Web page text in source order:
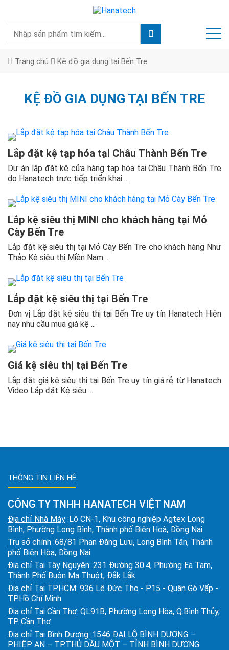
Trang chủ Kệ đồ gia dụng tại Bến Tre
KỆ ĐỒ GIA DỤNG TẠI BẾN TRE
Lắp đặt kệ tạp hóa tại Châu Thành Bến Tre
Dự án lắp đặt kệ cửa hàng tạp hóa tại Châu Thành Bến Tre
do Hanatech trực tiếp triển khai ...
Lắp kệ siêu thị MINI cho khách hàng tại Mỏ
Cày Bến Tre
Lắp đặt kệ siêu thị tại Mỏ Cày Bến Tre cho khách hàng Như
Thảo Kệ siêu thị Miền Nam ...
Lắp đặt kệ siêu thị tại Bến Tre
Đơn vị Lắp đặt kệ siêu thị tại Bến Tre uy tín Hanatech Hiện
nay nhu cầu mua giá kệ ...
Giá kệ siêu thị tại Bến Tre
Lắp đặt giá kệ siêu thị tại Bến Tre uy tín giá rẻ từ Hanatech
Video Lắp đặt Kệ siêu ...
THÔNG TIN LIÊN HỆ
CÔNG TY TNHH HANATECH VIỆT NAM
Địa chỉ Nhà Máy :Lô CN-1, Khu công nghiệp Agtex Long
Bình, Phường Long Bình, Thành phố Biên Hoà, Đồng Nai
Trụ sở chính :68/81 Phan Đăng Lưu, Long Bình Tân, Thành
phố Biên Hòa, Đồng Nai
Địa chỉ Tại Tây Nguyên: 231 Đường 30.4, Phường Ea Tam,
Thành Phố Buôn Ma Thuột, Đắk Lắk
Địa chỉ Tại TPHCM: 936 Lê Đức Thọ - P15 - Quận Gò Vấp -
TP.Hồ Chí Minh
Địa chỉ Tại Cần Thơ: QL91B, Phường Long Hòa, Q.Bình Thủy,
TP. Cần Thơ
Địa chỉ Tại Bình Dương :1546 ĐẠI LỘ BÌNH DƯƠNG –
P.HIỆP AN – TP.THỦ DẦU MỘT – TỈNH BÌNH DƯƠNG